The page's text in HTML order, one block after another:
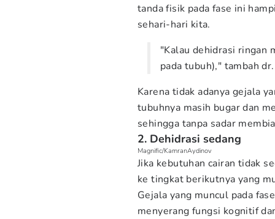
tanda fisik pada fase ini
sehari-hari kita.
"Kalau dehidrasi ringan
pada tubuh)," tambah
Karena tidak adanya gejala
tubuhnya masih bugar dan
sehingga tanpa sadar
2. Dehidrasi sedang
Magnific/KamranAydinov
Jika kebutuhan cairan tidak
ke tingkat berikutnya yang
Gejala yang muncul pada
menyerang fungsi kognitif